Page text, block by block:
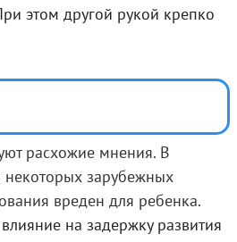
этом другой рукой крепко
расхожие мнения. В
некоторых зарубежных
вреден для ребенка.
на задержку развития